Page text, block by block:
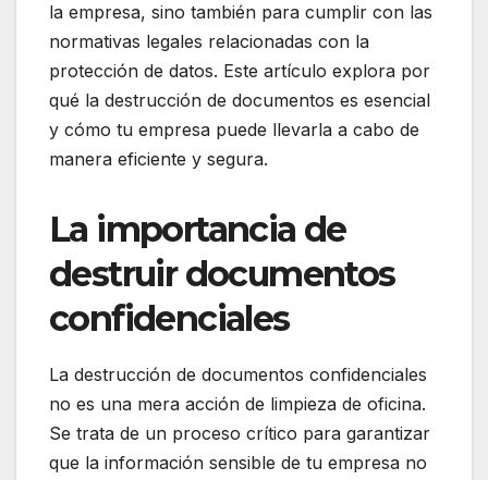
la empresa, sino también para cumplir con las
normativas legales relacionadas con la
protección de datos. Este artículo explora por
qué la destrucción de documentos es esencial
y cómo tu empresa puede llevarla a cabo de
manera eficiente y segura.
La importancia de
destruir documentos
confidenciales
La destrucción de documentos confidenciales
no es una mera acción de limpieza de oficina.
Se trata de un proceso crítico para garantizar
que la información sensible de tu empresa no